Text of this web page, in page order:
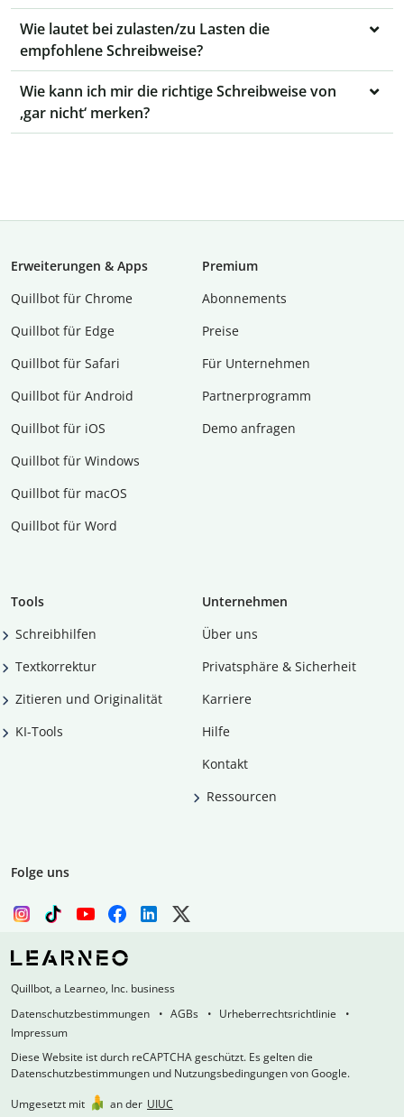
Wie lautet bei zulasten/zu Lasten die
empfohlene Schreibweise?
Wie kann ich mir die richtige Schreibweise von
‚gar nicht‘ merken?
Erweiterungen & Apps
Quillbot für Chrome
Quillbot für Edge
Quillbot für Safari
Quillbot für Android
Quillbot für iOS
Quillbot für Windows
Quillbot für macOS
Quillbot für Word
Premium
Abon­ne­ments
Preise
Für Unternehmen
Partnerprogramm
Demo anfragen
Tools
Schreibhilfen
Textkorrektur
Zitieren und Originalität
KI-Tools
Unternehmen
Über uns
Privatsphäre & Sicherheit
Karriere
Hilfe
Kontakt
Ressourcen
Folge uns
Quillbot, a Learneo, Inc. business
Datenschutzbestimmungen
AGBs
Urheberrechtsrichtlinie
Impressum
Diese Website ist durch reCAPTCHA geschützt. Es gelten die
Datenschutzbestimmungen und Nutzungsbedingungen von Google.
Umgesetzt mit
an der UIUC